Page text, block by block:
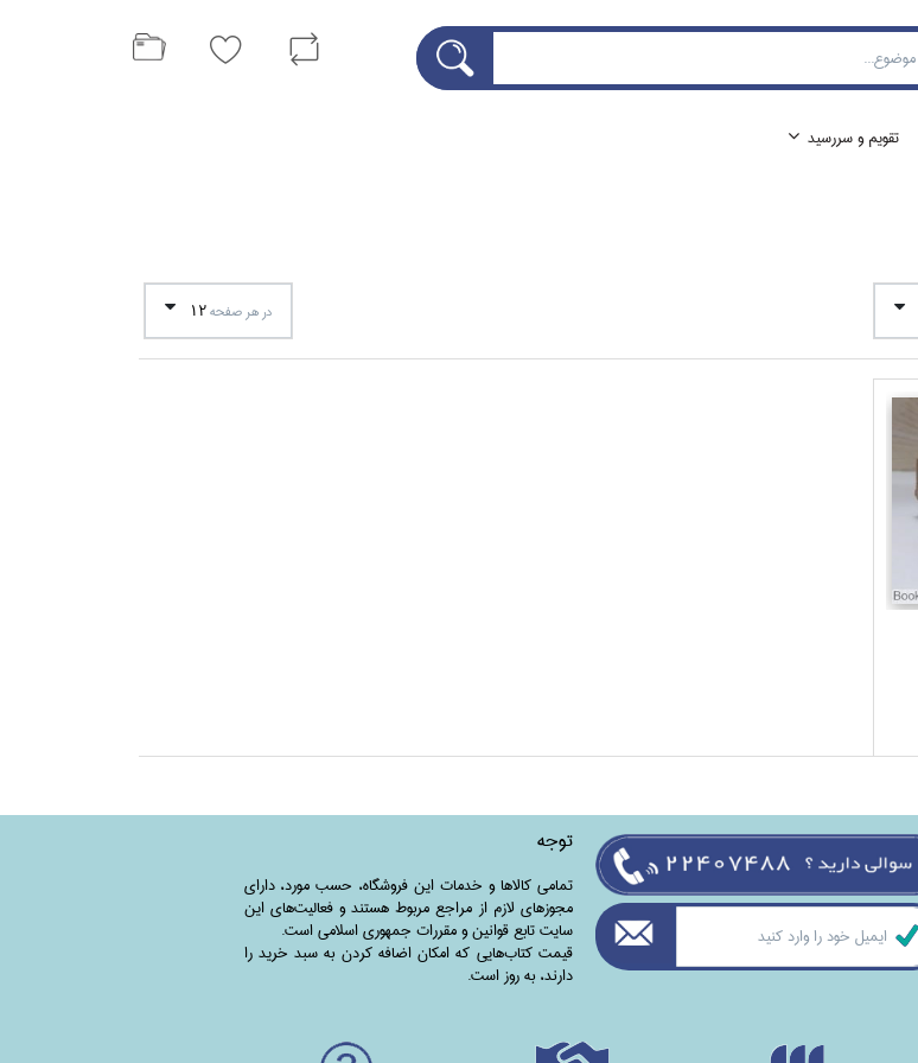
تقويم و سررسيد
در هر صفحه12
توجه
تمامی‌ کالاها و خدمات این فروشگاه، حسب مورد،‌ دارای
مجوزهای لازم از مراجع مربوط هستند ‌و‌‌ فعالیت‌های این
سایت تابع قوانین و مقررات جمهوری اسلامی است.
قیمت کتاب‌هایی که امکان اضافه کردن به سبد خرید را
دارند،‌ به روز است.